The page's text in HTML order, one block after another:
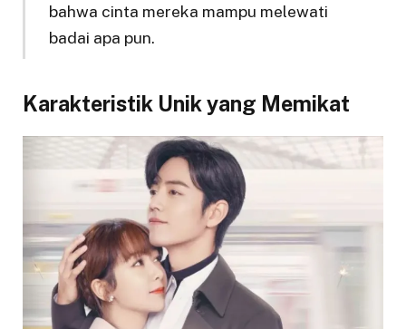
bahwa cinta mereka mampu melewati
badai apa pun.
Karakteristik Unik yang Memikat